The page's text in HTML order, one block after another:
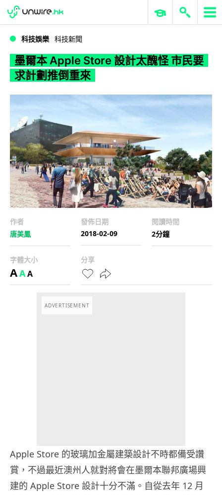
WWDC 2026 ERP 與商業 AI
科技娛樂 科技新聞
墨爾本 Apple Store 設計太醜怪 市民要
求計劃推倒重來
作者
唐美鳳
發佈日期
2018-02-09
閱讀時間
2分鐘
字體大小
AAA
分享
ADVERTISEMENT
Apple Store 的玻璃加金屬建築設計不時都備受讚
賞，不過最近澳州人就對將會在墨爾本聯邦廣場興
建的 Apple Store 設計十分不滿。自從去年 12 月